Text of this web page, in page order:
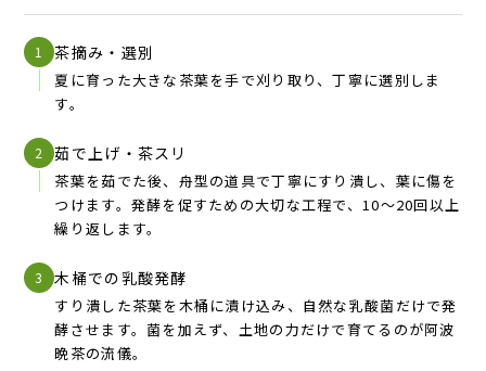
1 茶摘み・選別
夏に育った大きな茶葉を手で刈り取り、丁寧に選別しま
す。
2 茹で上げ・茶スリ
茶葉を茹でた後、舟型の道具で丁寧にすり潰し、葉に傷を
つけます。発酵を促すための大切な工程で、10〜20回以上
繰り返します。
3 木桶での乳酸発酵
すり潰した茶葉を木桶に漬け込み、自然な乳酸菌だけで発
酵させます。菌を加えず、土地の力だけで育てるのが阿波
晩茶の流儀。